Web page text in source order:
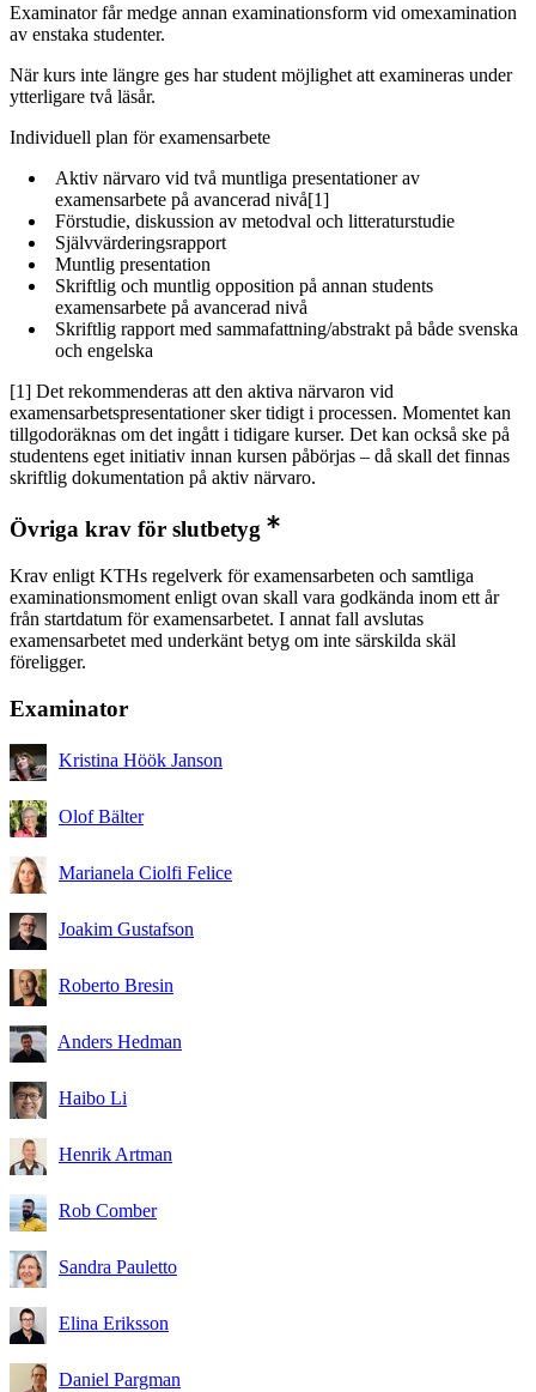
Examinator får medge annan examinationsform vid omexamination
av enstaka studenter.
När kurs inte längre ges har student möjlighet att examineras under
ytterligare två läsår.
Individuell plan för examensarbete
Aktiv närvaro vid två muntliga presentationer av
examensarbete på avancerad nivå[1]
Förstudie, diskussion av metodval och litteraturstudie
Självvärderingsrapport
Muntlig presentation
Skriftlig och muntlig opposition på annan students
examensarbete på avancerad nivå
Skriftlig rapport med sammafattning/abstrakt på både svenska
och engelska
[1] Det rekommenderas att den aktiva närvaron vid
examensarbetspresentationer sker tidigt i processen. Momentet kan
tillgodoräknas om det ingått i tidigare kurser. Det kan också ske på
studentens eget initiativ innan kursen påbörjas – då skall det finnas
skriftlig dokumentation på aktiv närvaro.
Övriga krav för slutbetyg
Krav enligt KTHs regelverk för examensarbeten och samtliga
examinationsmoment enligt ovan skall vara godkända inom ett år
från startdatum för examensarbetet. I annat fall avslutas
examensarbetet med underkänt betyg om inte särskilda skäl
föreligger.
Examinator
Kristina Höök Janson
Olof Bälter
Marianela Ciolfi Felice
Joakim Gustafson
Roberto Bresin
Anders Hedman
Haibo Li
Henrik Artman
Rob Comber
Sandra Pauletto
Elina Eriksson
Daniel Pargman